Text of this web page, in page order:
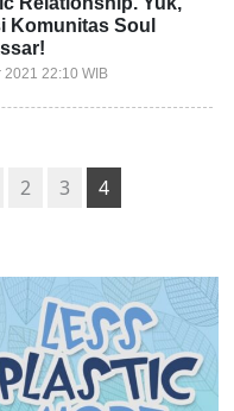
Komunitas Soul
2021 22:10 WIB
2 3 4